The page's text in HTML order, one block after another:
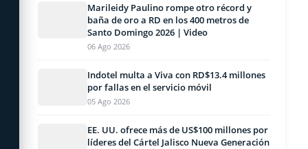
Marileidy Paulino rompe otro récord y
baña de oro a RD en los 400 metros de
Santo Domingo 2026 | Video
06 Ago 2026
Indotel multa a Viva con RD$13.4 millones
por fallas en el servicio móvil
05 Ago 2026
EE. UU. ofrece más de US$100 millones por
líderes del Cártel Jalisco Nueva Generación